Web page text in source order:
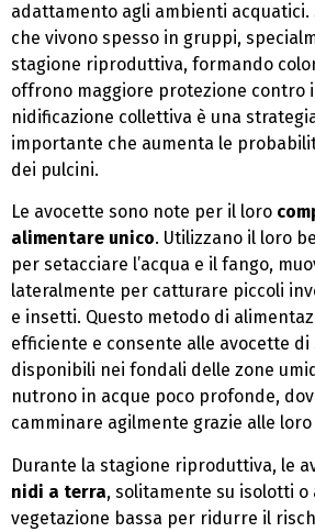
adattamento agli ambienti acquatici.
che vivono spesso in gruppi,
stagione riproduttiva, formando
offrono maggiore protezione contro
nidificazione collettiva è una
importante che aumenta le
dei pulcini.
Le avocette sono note per il loro
alimentare unico. Utilizzano il loro
per setacciare l’acqua e il fango,
lateralmente per catturare piccoli
e insetti. Questo metodo di
efficiente e consente alle avocette
disponibili nei fondali delle zone
nutrono in acque poco profonde,
camminare agilmente grazie alle
Durante la stagione riproduttiva, le
nidi a terra, solitamente su isolotti o
vegetazione bassa per ridurre il